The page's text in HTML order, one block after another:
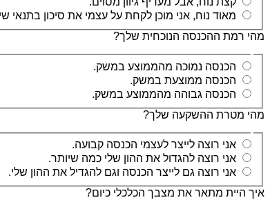
מאוד נוח, אני מוכן לקחת על עצמי את סיכון בתנאי
מהי רמת ההכנסה הנוכחית שלך?
הכנסה נמוכה מהממוצע במשק.
הכנסה ממוצעת במשק.
הכנסה גבוהה מהממוצע במשק.
מהי מטרת ההשקעה שלך?
אני רוצה לייצר לעצמי הכנסה קבועה.
אני רוצה להגדול את ההון שלי כמה שיותר.
אני רוצה גם לייצר הכנסה וגם להגדיל את ההון שלי.
איך היית מתאר את מצבך הכלכלי כיום?